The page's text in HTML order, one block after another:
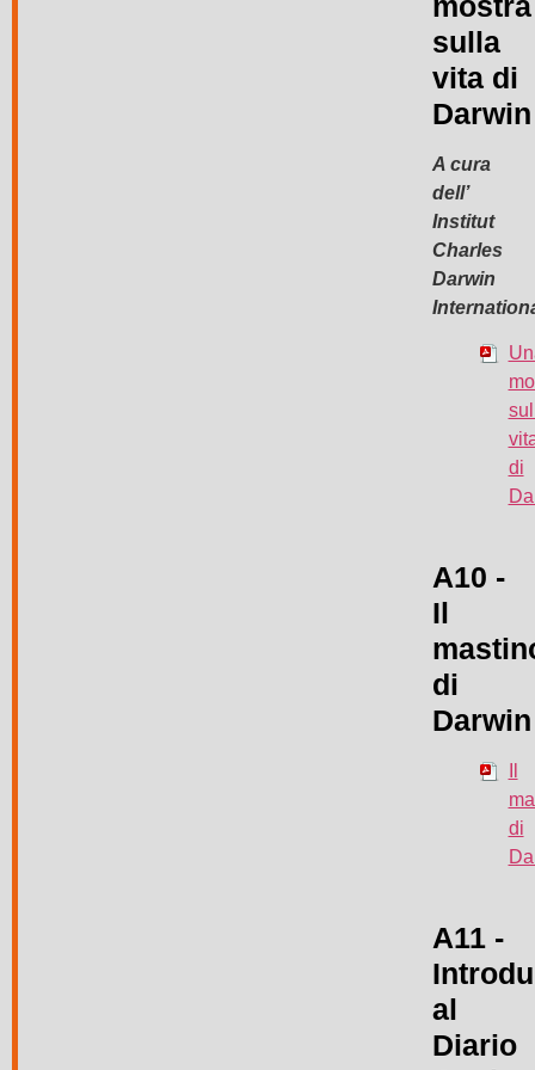
sulla
vita di
Darwin
A cura
dell’
Institut
Charles
Darwin
di
A10 -
Il
di
Darwin
di
A11 -
al
Diario